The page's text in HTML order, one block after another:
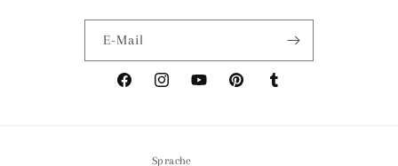
E-Mail
FacebookInstagramYouTubePinterestTumblr
Sprache